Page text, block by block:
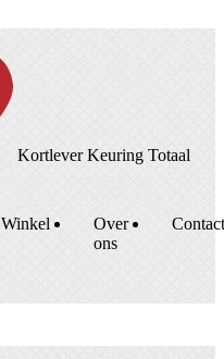
Kortlever Keuring Totaal
Winkel
Over
ons
Contact